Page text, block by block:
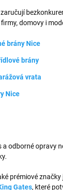
domovy i
brány Nice
brány
vrata
Nice
a odborné opravy
prémiové značky
Gates, které